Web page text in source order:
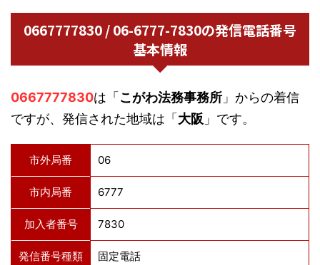
0667777830 / 06-6777-7830の発信電話番号
基本情報
0667777830は「 こがわ法務事務所 」からの着信
ですが、発信された地域は「 大阪 」です。
市外局番 06
市内局番 6777
加入者番号 7830
発信番号種類 固定電話